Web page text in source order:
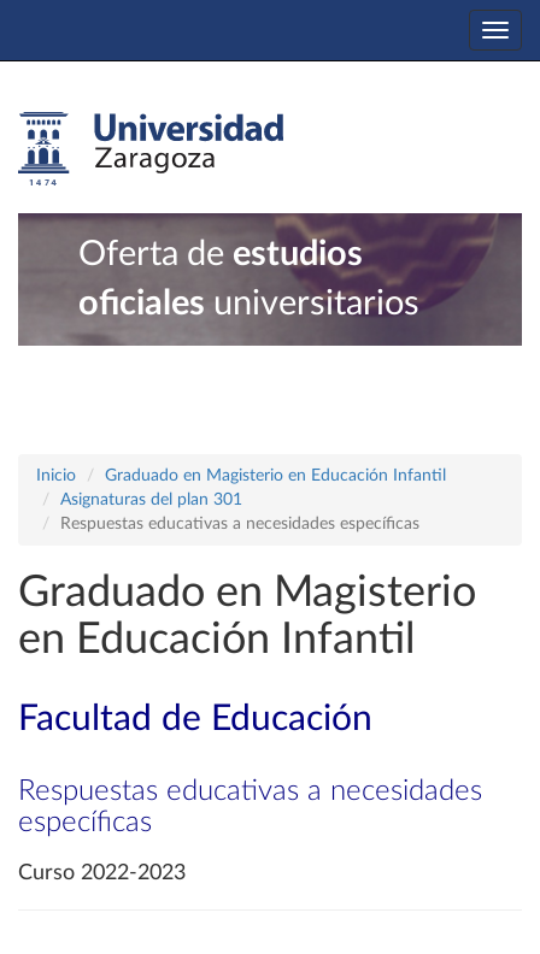
Oferta de estudios
oficiales universitarios
Inicio
Graduado en Magisterio en Educación Infantil
Asignaturas del plan 301
Respuestas educativas a necesidades específicas
Graduado en Magisterio
en Educación Infantil
Facultad de Educación
Respuestas educativas a necesidades
específicas
Curso 2022-2023